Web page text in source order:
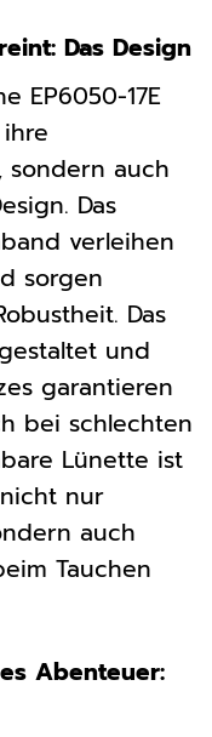
Das Design
EP6050-17E
sondern auch
Das
verleihen
sorgen
Das
und
garantieren
bei schlechten
Lünette ist
nur
auch
Tauchen
Abenteuer: